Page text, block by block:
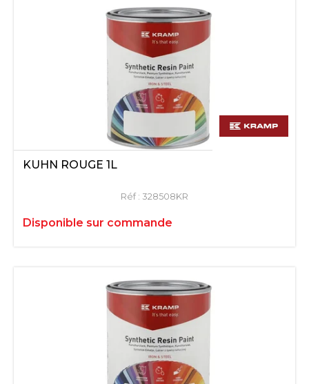
KUHN ROUGE 1L
Réf : 328508KR
Disponible sur commande